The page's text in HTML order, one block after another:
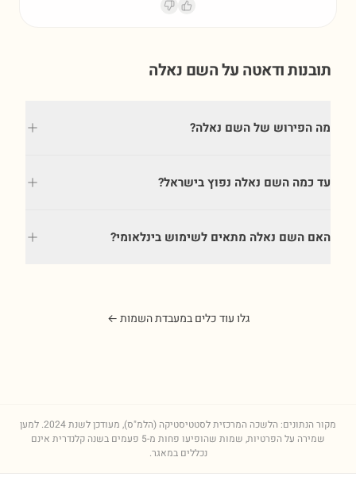
תובנות ודאטה על השם נאלה
מה הפירוש של השם נאלה?
עד כמה השם נאלה נפוץ בישראל?
האם השם נאלה מתאים לשימוש בינלאומי?
גלו עוד כלים במעבדת השמות ←
מקור הנתונים: הלשכה המרכזית לסטטיסטיקה (הלמ"ס), מעודכן לשנת2024. למען
שמירה על הפרטיות, שמות שהופיעו פחות מ-5 פעמים בשנה קלנדרית אינם
נכללים במאגר.